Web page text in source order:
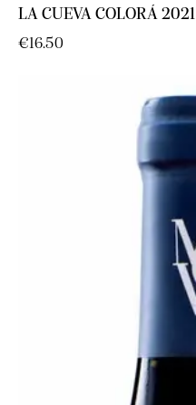
LA CUEVA COLORÁ 2021
€16.50